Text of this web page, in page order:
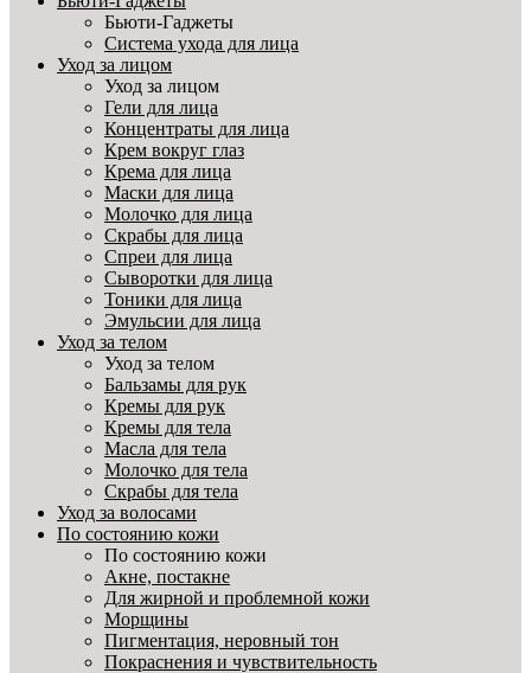
Бьюти-Гаджеты
Система ухода для лица
Уход за лицом
Уход за лицом
Гели для лица
Концентраты для лица
Крем вокруг глаз
Крема для лица
Маски для лица
Молочко для лица
Скрабы для лица
Спреи для лица
Сыворотки для лица
Тоники для лица
Эмульсии для лица
Уход за телом
Уход за телом
Бальзамы для рук
Кремы для рук
Кремы для тела
Масла для тела
Молочко для тела
Скрабы для тела
Уход за волосами
По состоянию кожи
По состоянию кожи
Акне, постакне
Для жирной и проблемной кожи
Морщины
Пигментация, неровный тон
Покраснения и чувствительность